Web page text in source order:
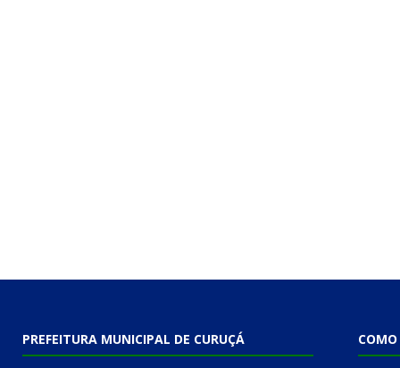
PREFEITURA MUNICIPAL DE CURUÇÁ COMO